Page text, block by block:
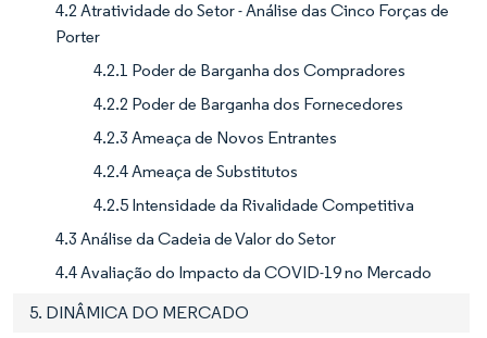
4.2 Atratividade do Setor - Análise das Cinco Forças de
Porter
4.2.1 Poder de Barganha dos Compradores
4.2.2 Poder de Barganha dos Fornecedores
4.2.3 Ameaça de Novos Entrantes
4.2.4 Ameaça de Substitutos
4.2.5 Intensidade da Rivalidade Competitiva
4.3 Análise da Cadeia de Valor do Setor
4.4 Avaliação do Impacto da COVID-19 no Mercado
5. DINÂMICA DO MERCADO